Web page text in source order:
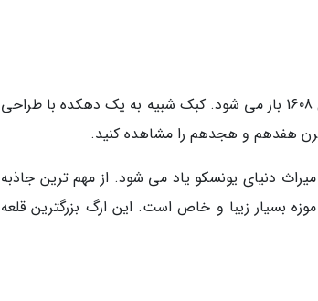
کبک یکی از شهر های قدیمی در کشور کانادا است که قدمت آن به سال 1608 باز می شود. کبک شبیه به یک دهکده با طراحی
قرن هفدهم و هجدهم را مشاهده کنید.
دنیای یونسکو یاد می شود. از مهم ترین جاذبه
بسیار زیبا و خاص است. این ارگ بزرگترین قلعه